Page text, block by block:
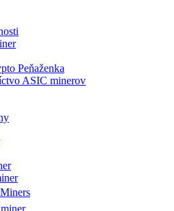
Peňaženka
ASIC minerov